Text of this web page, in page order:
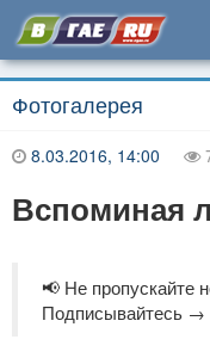
Фотогалерея
8.03.2016, 14:00
Вспоминая
📢 Не пропускайте
Подписывайтесь →